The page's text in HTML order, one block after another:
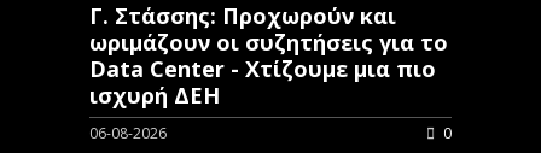
Γ. Στάσσης: Προχωρούν και
ωριμάζουν οι συζητήσεις για το
Data Center - Χτίζουμε μια πιο
ισχυρή ΔΕΗ
06-08-2026 0